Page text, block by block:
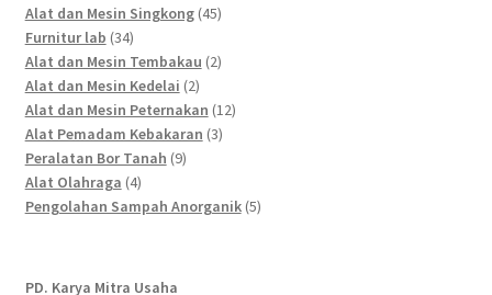
Alat dan Mesin Singkong 4545
Furnitur lab 3434
products
Alat dan Mesin Tembakau 22
Alat dan Mesin Kedelai 22
products
Alat dan Mesin Peternakan 1212
Alat Pemadam Kebakaran 33
Peralatan Bor Tanah 99
Alat Olahraga 44
products
Pengolahan Sampah Anorganik 55
PD. Karya Mitra Usaha